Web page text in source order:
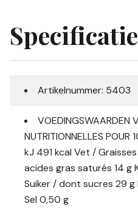
Artikelnummer: 5403
VOEDINGSWAARDEN
NUTRITIONNELLES
kJ 491 kcal Vet /
acides gras saturés 14 g
Suiker / dont sucres 29
Sel 0,50 g